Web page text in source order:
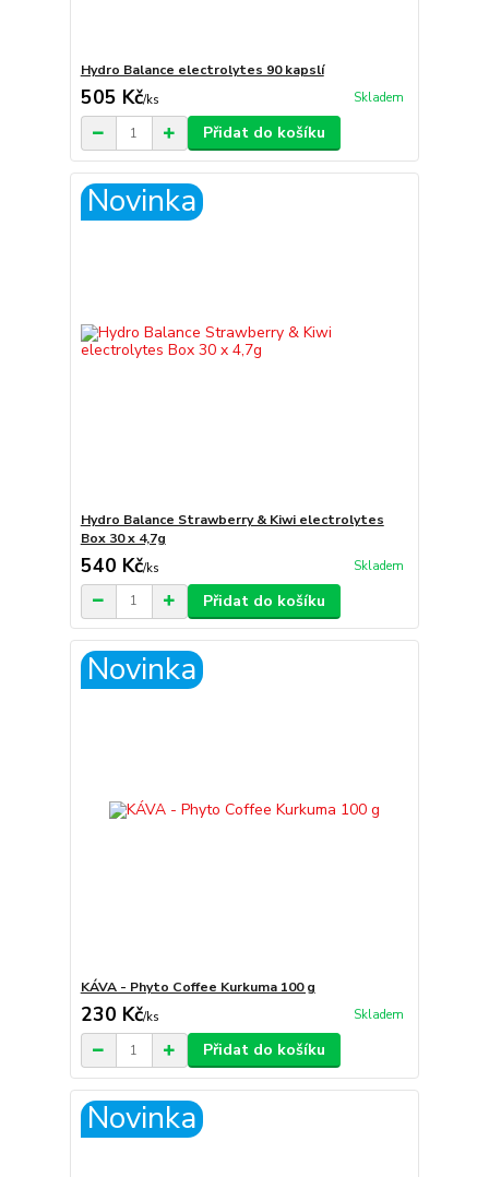
Hydro Balance electrolytes 90 kapslí
505 Kč/ks Skladem
Přidat do košíku
Novinka
Hydro Balance Strawberry & Kiwi electrolytes
Box 30 x 4,7g
540 Kč/ks Skladem
Přidat do košíku
Novinka
KÁVA - Phyto Coffee Kurkuma 100 g
230 Kč/ks Skladem
Přidat do košíku
Novinka